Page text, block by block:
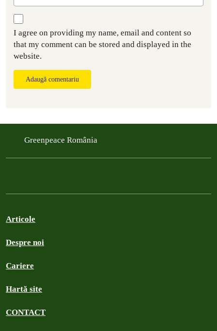
I agree on providing my name, email and content so
that my comment can be stored and displayed in the
website.
Adaugă comentariu
Greenpeace România
Articole
Despre noi
Cariere
Hartă site
CONTACT